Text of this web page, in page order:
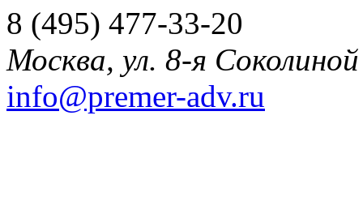
8 (495) 477-33-20
Москва, ул. 8-я
info@premer-adv.ru